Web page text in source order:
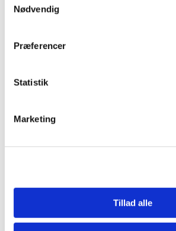
Nødvendig
Præferencer
Statistik
Marketing
Tillad alle
Wiha Momentskruetrækker easyTorque